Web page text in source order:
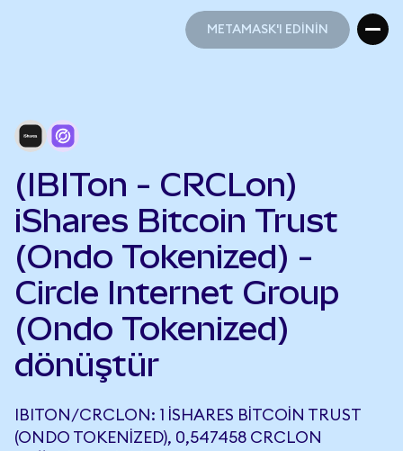
METAMASK'I EDİNİN
(IBITon - CRCLon)
iShares Bitcoin Trust
(Ondo Tokenized) -
Circle Internet Group
(Ondo Tokenized)
dönüştür
IBITON/CRCLON: 1 ISHARES BITCOIN TRUST
(ONDO TOKENIZED), 0,547458 CRCLON